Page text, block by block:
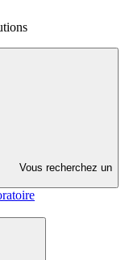
Vous recherchez un